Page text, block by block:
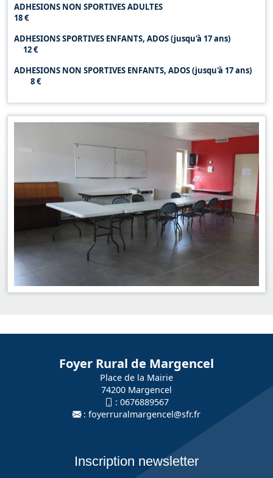
ADHESIONS NON SPORTIVES ADULTES
18 €
ADHESIONS SPORTIVES ENFANTS, ADOS (jusqu'à 17 ans)
12 €
ADHESIONS NON SPORTIVES ENFANTS, ADOS (jusqu'à 17 ans)
8 €
Foyer Rural de Margencel
Place de la Mairie
74200 Margencel
: 0676889567
: foyerruralmargencel@sfr.fr
Inscription newsletter